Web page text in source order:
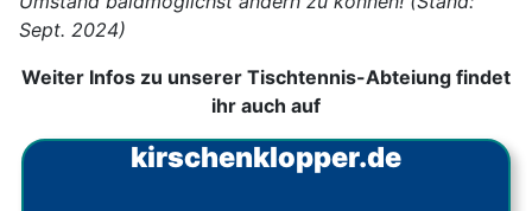
Sept. 2024)
Weiter Infos zu unserer Tischtennis-Abteiung findet
ihr auch auf
kirschenklopper.de